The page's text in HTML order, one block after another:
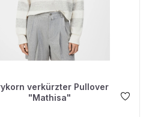
verkürzter Pullover
"Mathisa"